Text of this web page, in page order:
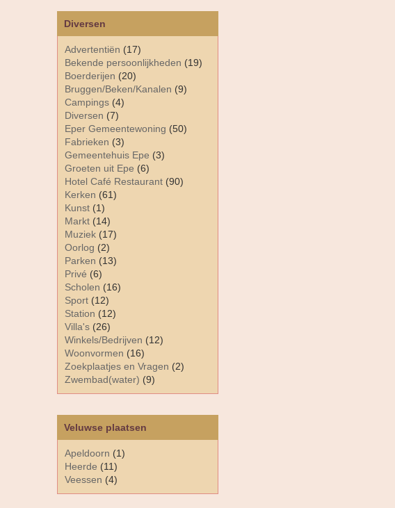
Diversen
Advertentiën (17)
Bekende persoonlijkheden (19)
Boerderijen (20)
Bruggen/Beken/Kanalen (9)
Campings (4)
Diversen (7)
Eper Gemeentewoning (50)
Fabrieken (3)
Gemeentehuis Epe (3)
Groeten uit Epe (6)
Hotel Café Restaurant (90)
Kerken (61)
Kunst (1)
Markt (14)
Muziek (17)
Oorlog (2)
Parken (13)
Privé (6)
Scholen (16)
Sport (12)
Station (12)
Villa's (26)
Winkels/Bedrijven (12)
Woonvormen (16)
Zoekplaatjes en Vragen (2)
Zwembad(water) (9)
Veluwse plaatsen
Apeldoorn (1)
Heerde (11)
Veessen (4)